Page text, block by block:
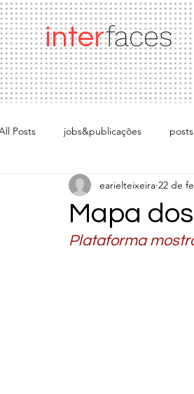
interfaces
Posts jobs&publicações posts
ferramentas apresentações
Mapa
earielteixeira 22 de
Plataforma